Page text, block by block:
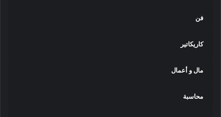
فن
كاريكاتير
مال و أعمال
محاسبة